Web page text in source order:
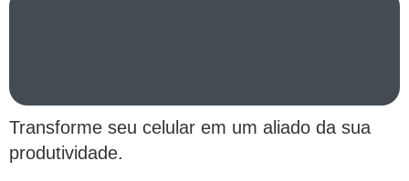
Transforme seu celular em um aliado da sua
produtividade.